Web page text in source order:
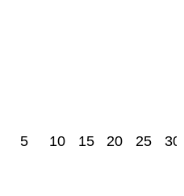
5 10 15 20 25 30